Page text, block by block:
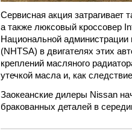
Сервисная акция затрагивает
а также люксовый кроссовер
Национальной администрации
(NHTSA) в двигателях этих
креплений масляного
утечкой масла и, как
Заокеанские дилеры Nissan
бракованных деталей в